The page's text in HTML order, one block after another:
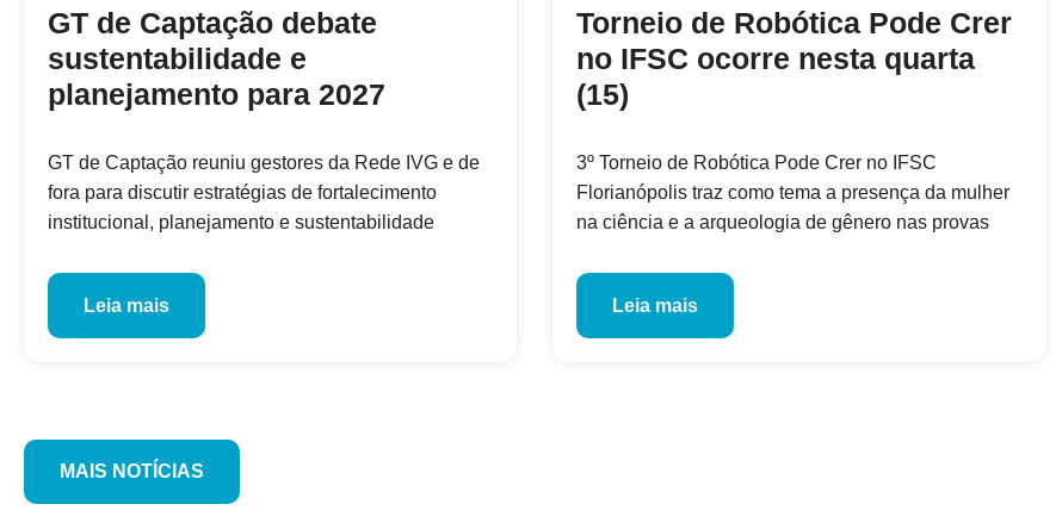
GT de Captação debate
sustentabilidade e
planejamento para 2027
GT de Captação reuniu gestores da Rede IVG e de
fora para discutir estratégias de fortalecimento
institucional, planejamento e sustentabilidade
Leia mais
Torneio de Robótica Pode Crer
no IFSC ocorre nesta quarta
(15)
3º Torneio de Robótica Pode Crer no IFSC
Florianópolis traz como tema a presença da mulher
na ciência e a arqueologia de gênero nas provas
Leia mais
MAIS NOTÍCIAS